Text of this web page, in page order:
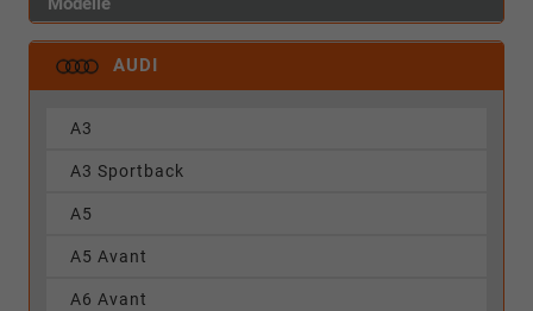
AUDI
A3
A3 Sportback
A5
A5 Avant
A6 Avant